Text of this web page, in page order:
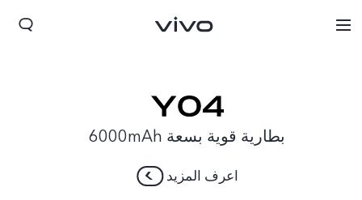
بطارية قوية بسعة 6000mAh
اعرف المزيد